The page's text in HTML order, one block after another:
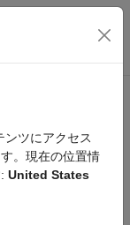
ション メ
にパッケージ化
ツにアクセス
。現在の位置情
United States